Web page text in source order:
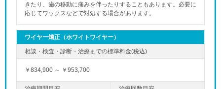
きたり、歯の移動に痛みを伴ったりすることもあります。必要に
応じてワックスなどで対処する場合があります。
ワイヤー矯正（ホワイトワイヤー）
￥834,900 ～ ￥953,700